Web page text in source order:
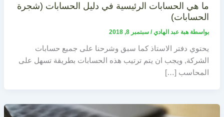
ما هي الحسابات الرئيسية في دليل الحسابات (شجرة
الحسابات)
بواسطة هبة عبد الهادي/ سبتمبر 8, 2018
يحتوي دفتر الاستاذ كما سبق وشرحنا على جميع حسابات
الشركة, ويجب ان يتم ترتيب هذه الحسابات بطريقة تسهل على
المحاسب […]